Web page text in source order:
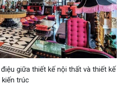
giữa thiết kế nội thất và thiết kế
kiến trúc